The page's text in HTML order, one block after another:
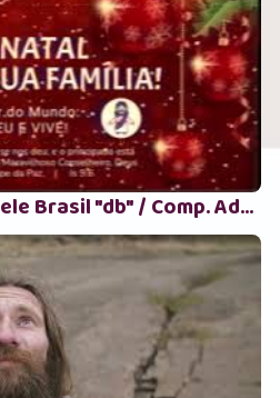
Nasceu a Vida - Daniele Brasil "db" / Comp. Adonai E Souza por DDVp 2025